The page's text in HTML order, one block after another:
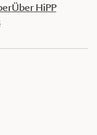
Über HiPP